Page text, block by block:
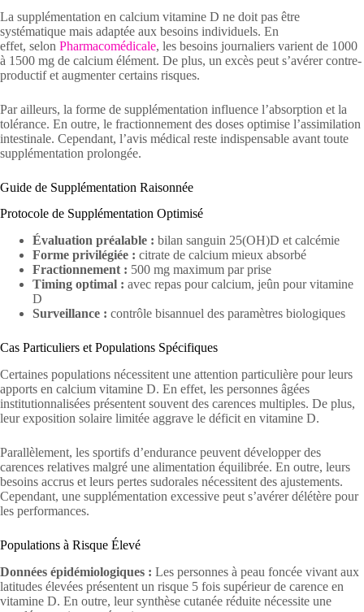
La supplémentation en calcium vitamine D ne doit pas être
systématique mais adaptée aux besoins individuels. En
effet, selon Pharmacomédicale, les besoins journaliers varient de 1000
à 1500 mg de calcium élément. De plus, un excès peut s’avérer contre-
productif et augmenter certains risques.
Par ailleurs, la forme de supplémentation influence l’absorption et la
tolérance. En outre, le fractionnement des doses optimise l’assimilation
intestinale. Cependant, l’avis médical reste indispensable avant toute
supplémentation prolongée.
Guide de Supplémentation Raisonnée
Protocole de Supplémentation Optimisé
Évaluation préalable : bilan sanguin 25(OH)D et calcémie
Forme privilégiée : citrate de calcium mieux absorbé
Fractionnement : 500 mg maximum par prise
Timing optimal : avec repas pour calcium, jeûn pour vitamine
D
Surveillance : contrôle bisannuel des paramètres biologiques
Cas Particuliers et Populations Spécifiques
Certaines populations nécessitent une attention particulière pour leurs
apports en calcium vitamine D. En effet, les personnes âgées
institutionnalisées présentent souvent des carences multiples. De plus,
leur exposition solaire limitée aggrave le déficit en vitamine D.
Parallèlement, les sportifs d’endurance peuvent développer des
carences relatives malgré une alimentation équilibrée. En outre, leurs
besoins accrus et leurs pertes sudorales nécessitent des ajustements.
Cependant, une supplémentation excessive peut s’avérer délétère pour
les performances.
Populations à Risque Élevé
Données épidémiologiques : Les personnes à peau foncée vivant aux
latitudes élevées présentent un risque 5 fois supérieur de carence en
vitamine D. En outre, leur synthèse cutanée réduite nécessite une